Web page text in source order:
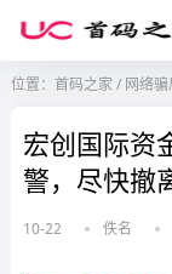
位置： 首码之家 / 网络骗
宏创国际资
警，尽快撤
10-22 佚名